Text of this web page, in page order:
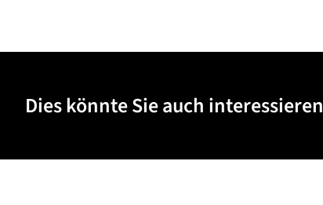
Dies könnte Sie auch interessieren